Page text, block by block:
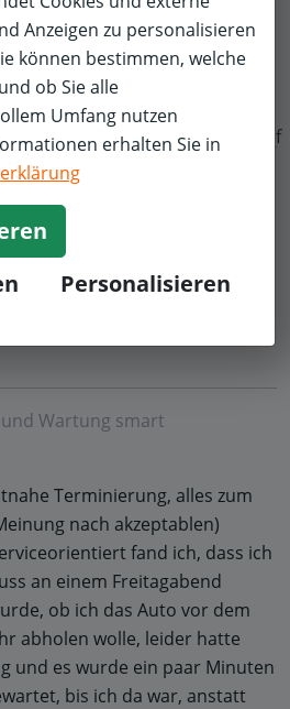
Audi
Rückgabe alles top. Über die
hinaus war man auch so nett,
Wartung smart
Terminierung, alles zum
nach akzeptablen)
fand ich, dass ich
an einem Freitagabend
ob ich das Auto vor dem
abholen wolle, leider hatte
und es wurde ein paar Minuten
bis ich da war, anstatt
Anzeigen zu personalisieren
können bestimmen, welche
ob Sie alle
Umfang nutzen
erhalten Sie in
Personalisieren
f